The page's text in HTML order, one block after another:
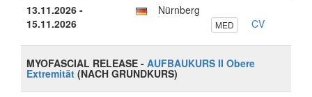
13.11.2026 -
15.11.2026
Nürnberg
MED CV
MYOFASCIAL RELEASE - AUFBAUKURS II Obere
Extremität (NACH GRUNDKURS)